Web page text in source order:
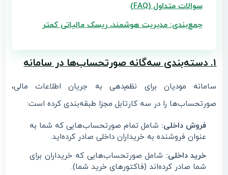
سوالات متداول (FAQ)
جمع‌بندی: مدیریت هوشمند، ریسک مالیاتی کمتر
۱. دسته‌بندی سه‌گانه صورتحساب‌ها در سامانه
سامانه مودیان برای نظم‌دهی به جریان اطلاعات مالی،
صورتحساب‌ها را در سه کارتابل مجزا طبقه‌بندی کرده است:
فروش داخلی: شامل تمام صورتحساب‌هایی که شما به
عنوان فروشنده به خریداران داخلی صادر کرده‌اید.
خرید داخلی: شامل صورتحساب‌هایی که خریداران برای
شما صادر کرده‌اند (فاکتورهای خرید شما).